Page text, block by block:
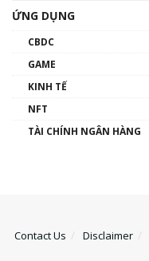
ỨNG DỤNG
CBDC
GAME
KINH TẾ
NFT
TÀI CHÍNH NGÂN HÀNG
Contact Us Disclaimer